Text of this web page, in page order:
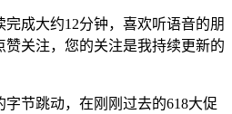
完成大约12分钟，喜欢听语音的朋
关注，您的关注是我持续更新的
节跳动，在刚刚过去的618大促